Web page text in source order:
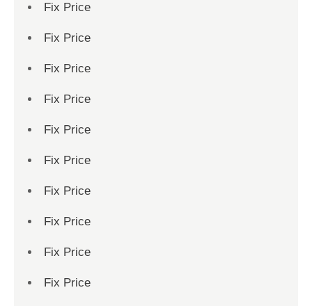
Fix Price
Fix Price
Fix Price
Fix Price
Fix Price
Fix Price
Fix Price
Fix Price
Fix Price
Fix Price